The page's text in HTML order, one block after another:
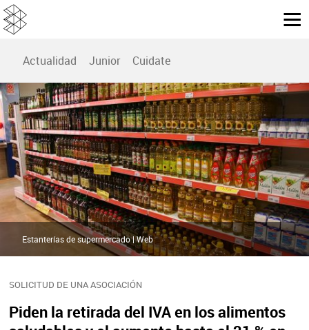
Actualidad Junior Cuidate
SOLICITUD DE UNA ASOCIACIÓN
Piden la retirada del IVA en los alimentos
Estanterías de supermercado | Web